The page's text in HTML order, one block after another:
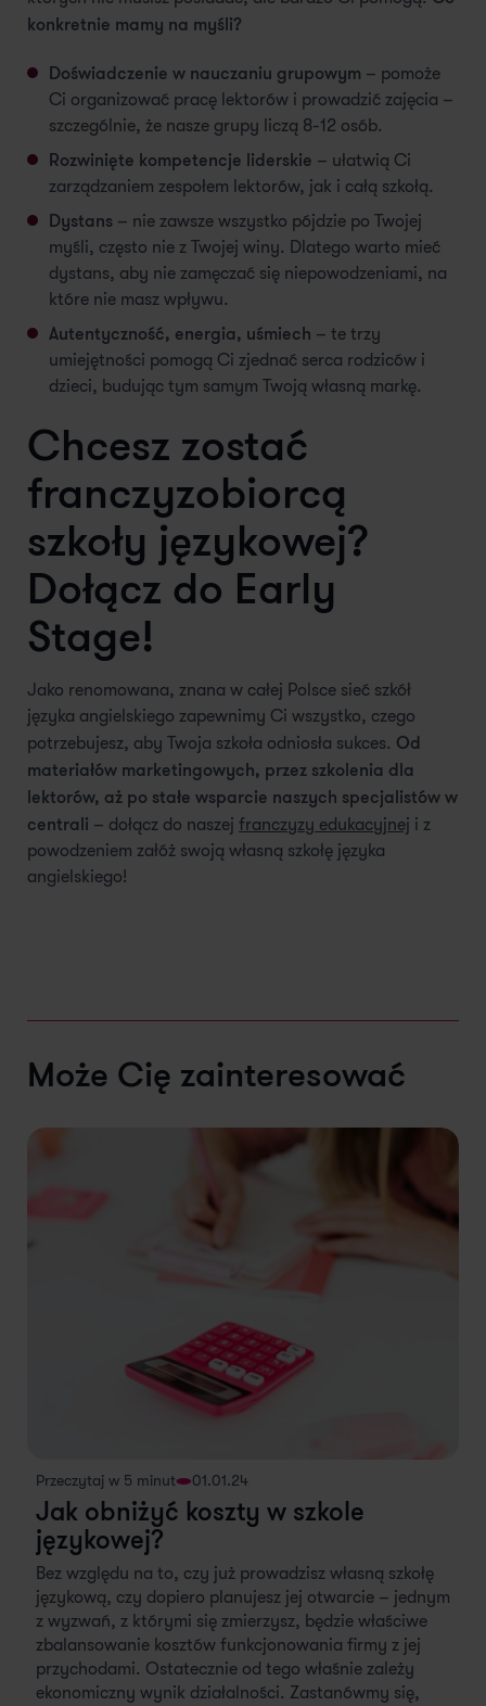
konkretnie mamy na myśli?
Doświadczenie w nauczaniu grupowym – pomoże
Ci organizować pracę lektorów i prowadzić zajęcia –
szczególnie, że nasze grupy liczą 8-12 osób.
Rozwinięte kompetencje liderskie – ułatwią Ci
zarządzaniem zespołem lektorów, jak i całą szkołą.
Dystans – nie zawsze wszystko pójdzie po Twojej
myśli, często nie z Twojej winy. Dlatego warto mieć
dystans, aby nie zamęczać się niepowodzeniami, na
które nie masz wpływu.
Autentyczność, energia, uśmiech – te trzy
umiejętności pomogą Ci zjednać serca rodziców i
dzieci, budując tym samym Twoją własną markę.
Chcesz zostać
franczyzobiorcą
szkoły językowej?
Dołącz do Early
Stage!
Jako renomowana, znana w całej Polsce sieć szkół
języka angielskiego zapewnimy Ci wszystko, czego
potrzebujesz, aby Twoja szkoła odniosła sukces. Od
materiałów marketingowych, przez szkolenia dla
lektorów, aż po stałe wsparcie naszych specjalistów w
centrali – dołącz do naszej franczyzy edukacyjnej i z
powodzeniem załóż swoją własną szkołę języka
angielskiego!
Może Cię zainteresować
Przeczytaj w 5 minut 01.01.24
Jak obniżyć koszty w szkole
językowej?
Bez względu na to, czy już prowadzisz własną szkołę
językową, czy dopiero planujesz jej otwarcie – jednym
z wyzwań, z którymi się zmierzysz, będzie właściwe
zbalansowanie kosztów funkcjonowania firmy z jej
przychodami. Ostatecznie od tego właśnie zależy
ekonomiczny wynik działalności. Zastanówmy się,